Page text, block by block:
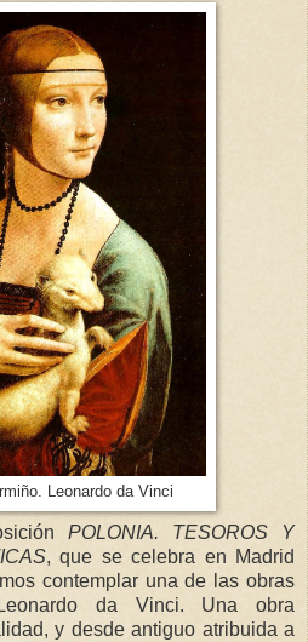
Leonardo da Vinci
POLONIA. TESOROS Y
, que se celebra en Madrid
contemplar una de las obras
da Vinci. Una obra
y desde antiguo atribuida a